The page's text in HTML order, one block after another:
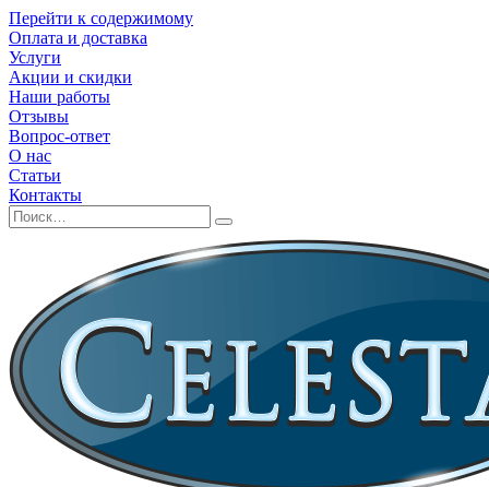
Перейти к содержимому
Оплата и доставка
Услуги
Акции и скидки
Наши работы
Отзывы
Вопрос-ответ
О нас
Статьи
Контакты